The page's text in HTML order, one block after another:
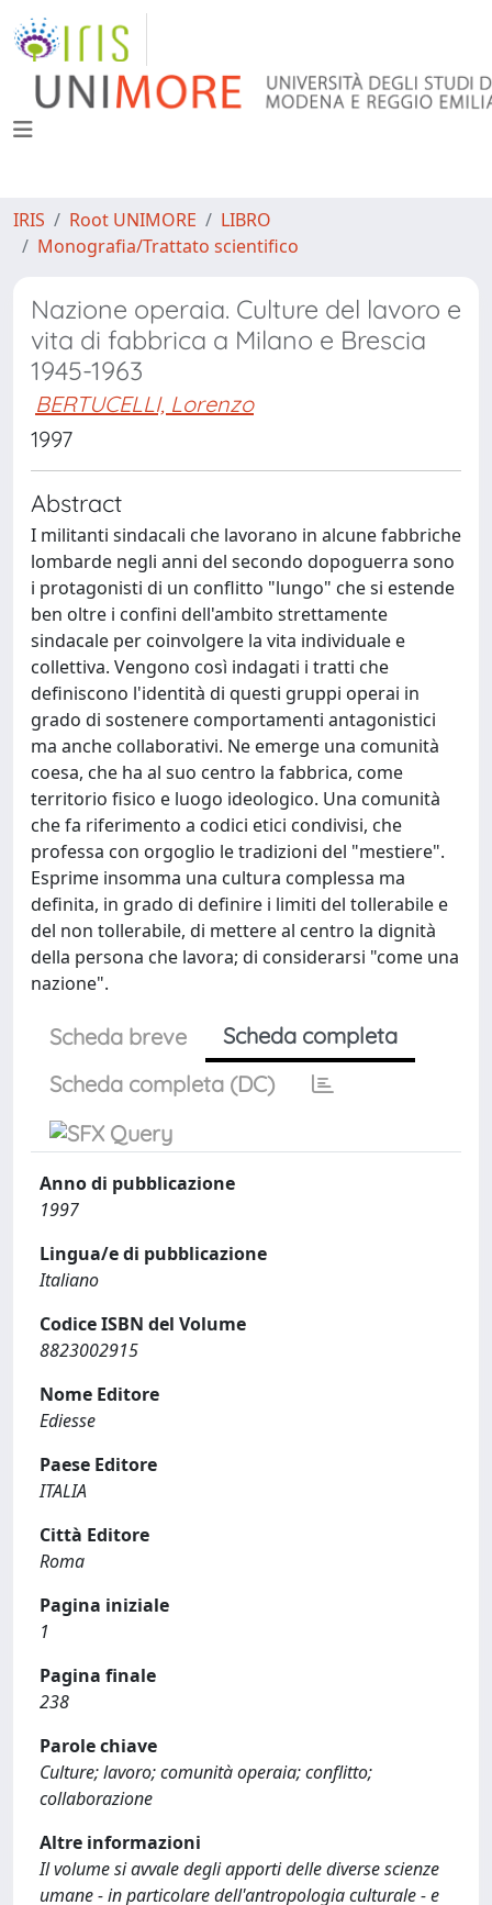
IRIS Root UNIMORE
LIBRO
Monografia/Trattato scientifico
Nazione operaia. Culture del lavoro e
vita di fabbrica a Milano e Brescia
1945-1963
BERTUCELLI, Lorenzo
1997
Abstract
I militanti sindacali che lavorano in alcune fabbriche
lombarde negli anni del secondo dopoguerra sono
i protagonisti di un conflitto "lungo" che si estende
ben oltre i confini dell'ambito strettamente
sindacale per coinvolgere la vita individuale e
collettiva. Vengono così indagati i tratti che
definiscono l'identità di questi gruppi operai in
grado di sostenere comportamenti antagonistici
ma anche collaborativi. Ne emerge una comunità
coesa, che ha al suo centro la fabbrica, come
territorio fisico e luogo ideologico. Una comunità
che fa riferimento a codici etici condivisi, che
professa con orgoglio le tradizioni del "mestiere".
Esprime insomma una cultura complessa ma
definita, in grado di definire i limiti del tollerabile e
del non tollerabile, di mettere al centro la dignità
della persona che lavora; di considerarsi "come una
nazione".
Scheda breve
Scheda completa
Scheda completa (DC)
Anno di pubblicazione
1997
Lingua/e di pubblicazione
Italiano
Codice ISBN del Volume
8823002915
Nome Editore
Ediesse
Paese Editore
ITALIA
Città Editore
Roma
Pagina iniziale
1
Pagina finale
238
Parole chiave
Culture; lavoro; comunità operaia; conflitto;
collaborazione
Altre informazioni
Il volume si avvale degli apporti delle diverse scienze
umane - in particolare dell'antropologia culturale - e